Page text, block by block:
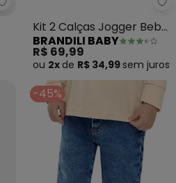
Up Baby - Calça Suedine
Kit 2 Calças Jogger Bebê
Unissex (Branco)
BRANDILI BABY
R$ 69,99
ou 2x de R$ 34,99 sem juros
-45%